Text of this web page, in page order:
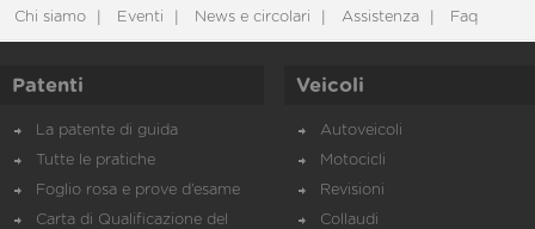
Chi siamo Eventi News e circolari Assistenza Faq
Patenti
La patente di guida
Tutte le pratiche
Foglio rosa e prove d’esame
Carta di Qualificazione del
Veicoli
Autoveicoli
Motocicli
Revisioni
Collaudi